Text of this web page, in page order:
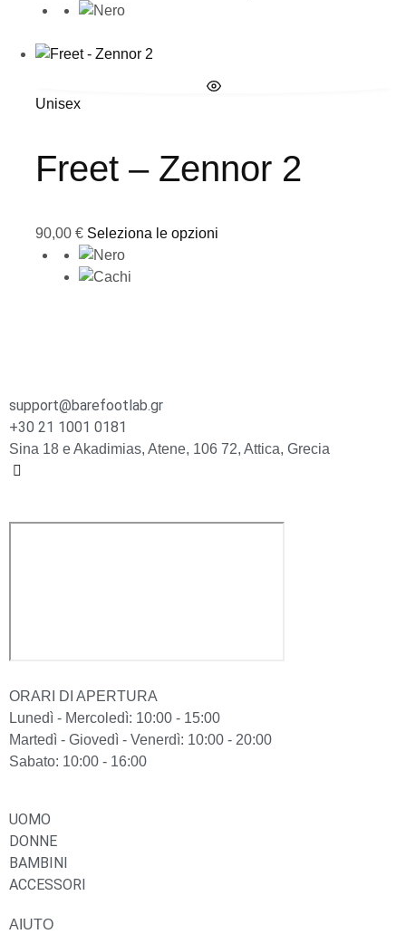
Unisex
Freet – Zennor 2
90,00 € Seleziona le opzioni
support@barefootlab.gr
+30 21 1001 0181
Sina 18 e Akadimias, Atene, 106 72, Attica, Grecia
ORARI DI APERTURA
Lunedì - Mercoledì: 10:00 - 15:00
Martedì - Giovedì - Venerdì: 10:00 - 20:00
Sabato: 10:00 - 16:00
UOMO
DONNE
BAMBINI
ACCESSORI
AIUTO